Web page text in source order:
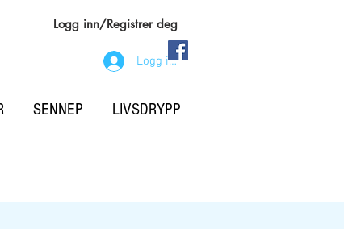
Logg inn/Registrer deg
Logg inn
SENNEP LIVSDRYPP